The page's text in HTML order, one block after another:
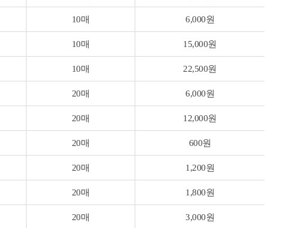
10매 6,000원
10매 15,000원
10매 22,500원
20매 6,000원
20매 12,000원
20매 600원
20매 1,200원
20매 1,800원
20매 3,000원